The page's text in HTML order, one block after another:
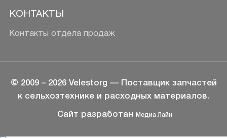
КОНТАКТЫ
Контакты отдела продаж
© 2009 – 2026 Velestorg — Поставщик запчастей
к сельхозтехнике и расходных материалов.
Сайт разработан Медиа Лайн